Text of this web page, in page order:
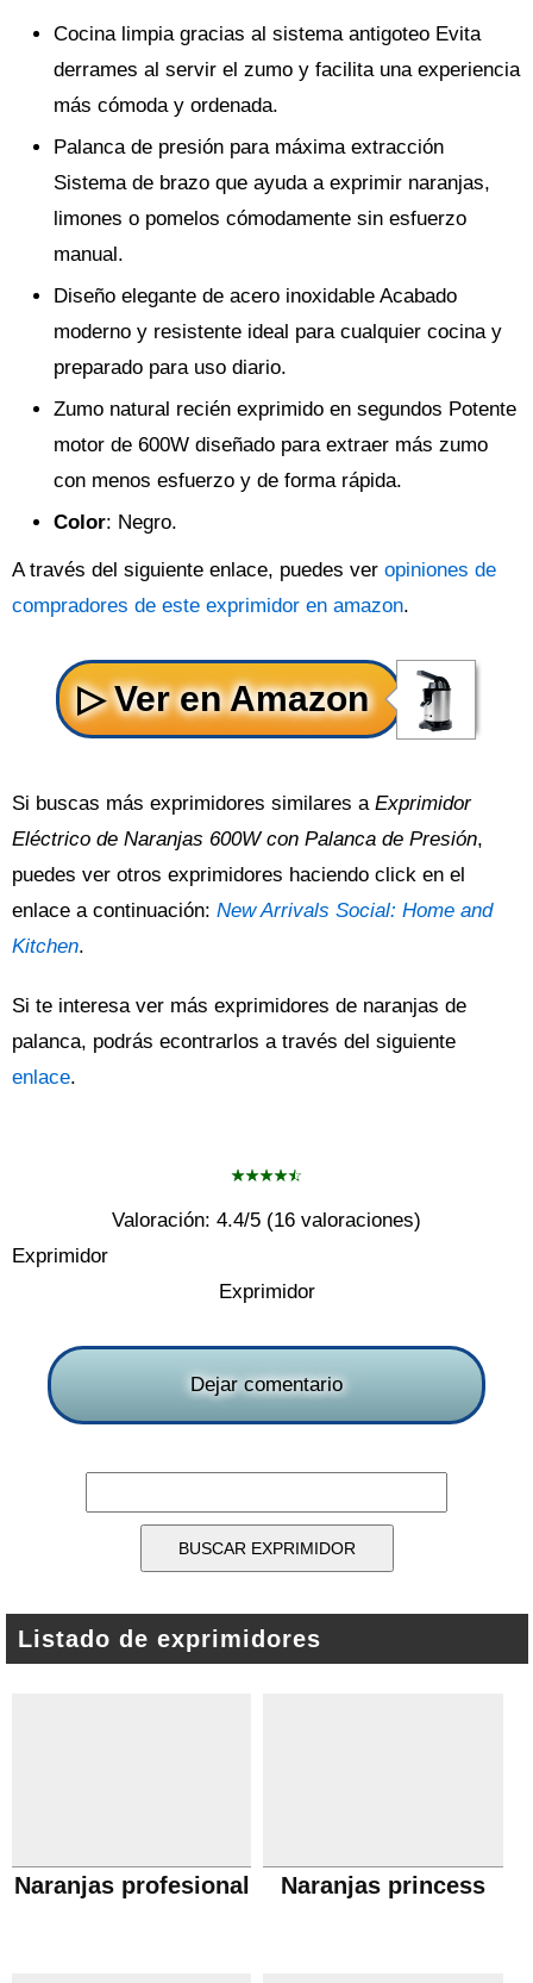
Cocina limpia gracias al sistema antigoteo Evita
derrames al servir el zumo y facilita una experiencia
más cómoda y ordenada.
Palanca de presión para máxima extracción
Sistema de brazo que ayuda a exprimir naranjas,
limones o pomelos cómodamente sin esfuerzo
manual.
Diseño elegante de acero inoxidable Acabado
moderno y resistente ideal para cualquier cocina y
preparado para uso diario.
Zumo natural recién exprimido en segundos Potente
motor de 600W diseñado para extraer más zumo
con menos esfuerzo y de forma rápida.
Color: Negro.
A través del siguiente enlace, puedes ver opiniones de
compradores de este exprimidor en amazon.
Si buscas más exprimidores similares a Exprimidor
Eléctrico de Naranjas 600W con Palanca de Presión,
puedes ver otros exprimidores haciendo click en el
enlace a continuación: New Arrivals Social: Home and
Kitchen.
Si te interesa ver más exprimidores de naranjas de
palanca, podrás econtrarlos a través del siguiente
enlace.
Valoración: 4.4/5 (16 valoraciones)
Exprimidor
Exprimidor
Dejar comentario
Listado de exprimidores
Naranjas profesional Naranjas princess